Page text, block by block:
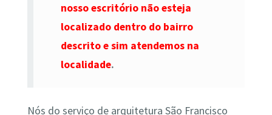
nosso escritório não esteja
localizado dentro do bairro
descrito e sim atendemos na
localidade.
Nós do serviço de arquitetura São Francisco